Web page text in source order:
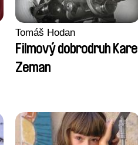
Tomáš Hodan
Filmový dobrodruh Karel
Zeman